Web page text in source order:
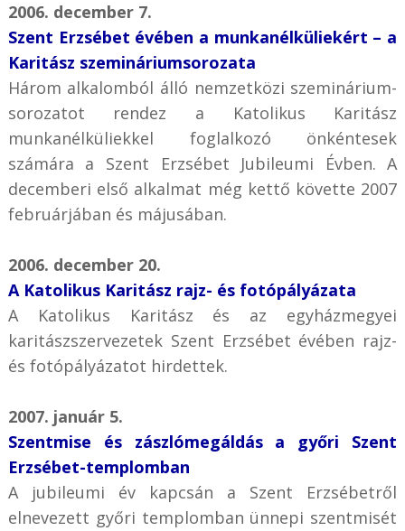
2006. december 7.
Szent Erzsébet évében a munkanélküliekért – a
Karitász szemináriumsorozata
Három alkalomból álló nemzetközi szeminárium-
sorozatot rendez a Katolikus Karitász
munkanélküliekkel foglalkozó önkéntesek
számára a Szent Erzsébet Jubileumi Évben. A
decemberi első alkalmat még kettő követte 2007
februárjában és májusában.
2006. december 20.
A Katolikus Karitász rajz- és fotópályázata
A Katolikus Karitász és az egyházmegyei
karitászszervezetek Szent Erzsébet évében rajz-
és fotópályázatot hirdettek.
2007. január 5.
Szentmise és zászlómegáldás a győri Szent
Erzsébet-templomban
A jubileumi év kapcsán a Szent Erzsébetről
elnevezett győri templomban ünnepi szentmisét